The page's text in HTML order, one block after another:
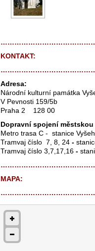
KONTAKT:
Adresa:
Národní kulturní památka
V Pevnosti 159/5b
Praha 2 128 00
Dopravní spojení
Metro trasa C - stanice
Tramvaj číslo 7, 8, 24 -
Tramvaj číslo 3,7,17,16 -
MAPA: